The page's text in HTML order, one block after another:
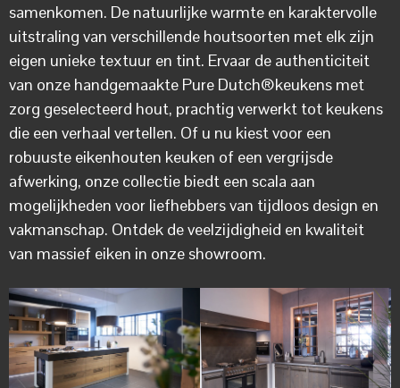
samenkomen. De natuurlijke warmte en karaktervolle
uitstraling van verschillende houtsoorten met elk zijn
eigen unieke textuur en tint. Ervaar de authenticiteit
van onze handgemaakte Pure Dutch®keukens met
zorg geselecteerd hout, prachtig verwerkt tot keukens
die een verhaal vertellen. Of u nu kiest voor een
robuuste eikenhouten keuken of een vergrijsde
afwerking, onze collectie biedt een scala aan
mogelijkheden voor liefhebbers van tijdloos design en
vakmanschap. Ontdek de veelzijdigheid en kwaliteit
van massief eiken in onze showroom.